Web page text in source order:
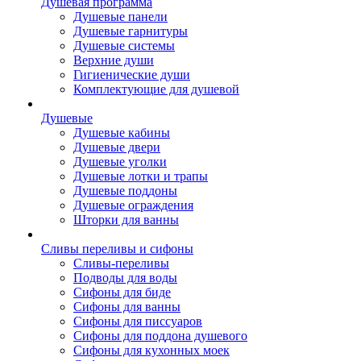
Душевые панели
Душевые гарнитуры
Душевые системы
Верхние души
Гигиенические души
Комплектующие для душевой
Душевые
Душевые кабины
Душевые двери
Душевые уголки
Душевые лотки и трапы
Душевые поддоны
Душевые ограждения
Шторки для ванны
Сливы переливы и сифоны
Сливы-переливы
Подводы для воды
Сифоны для биде
Сифоны для ванны
Сифоны для писсуаров
Сифоны для поддона душевого
Сифоны для кухонных моек